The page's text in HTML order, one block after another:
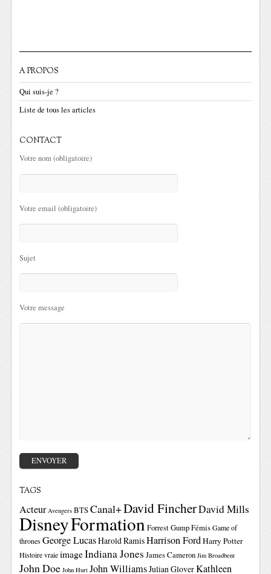
A PROPOS
Qui suis-je ?
Liste de tous les articles
CONTACT
Votre nom (obligatoire)
Votre email (obligatoire)
Sujet
Votre message
TAGS
Acteur Avengers BTSCanal+David FincherDavid Mills
DisneyFormationForrest GumpFémis Game of
thrones George LucasHarold RamisHarrison FordHarry Potter
Histoire vraie imageIndiana Jones James Cameron Jim Broadbent
John Doe John Hurt John WilliamsJulian GloverKathleen